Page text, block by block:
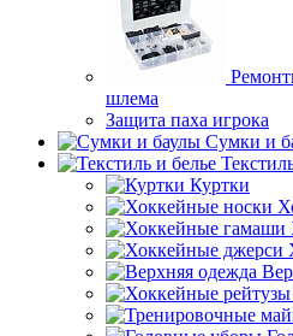
шлема
Защита паха игрока
Сумки и
Куртки